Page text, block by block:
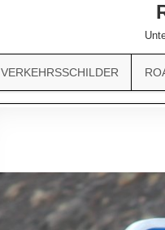
VERKEHRSSCHILDER